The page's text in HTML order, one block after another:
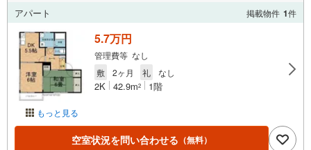
アパート 掲載物件 1件
もっと見る
5.7万円
管理費等 なし
敷
2ヶ月 礼 なし
2K 42.9m2 1階
空室状況を問い合わせる （無料）